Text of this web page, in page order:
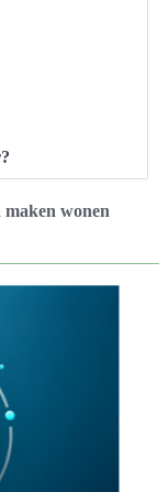
maken wonen